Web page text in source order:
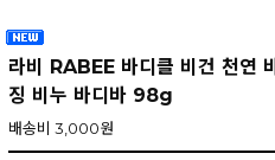
라비 RABEE 바디클 비건 천연
징 비누 바디바 98g
배송비 3,000원